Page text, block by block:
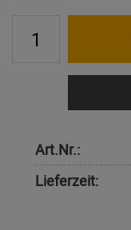
Art.Nr.:
Lieferzeit: